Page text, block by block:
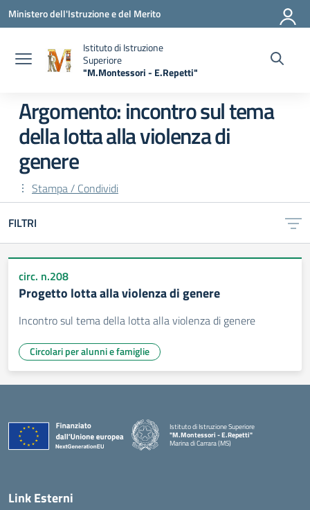
Vai ai contenuti
Vai al menu di navigazione
Vai al footer
Ministero dell'Istruzione e del Merito
Istituto di Istruzione
Superiore
"M.Montessori - E.Repetti"
Argomento: incontro sul tema
della lotta alla violenza di
genere
Stampa / Condividi
FILTRI
circ. n.208
Progetto lotta alla violenza di genere
Incontro sul tema della lotta alla violenza di genere
Circolari per alunni e famiglie
Istituto di Istruzione Superiore
"M.Montessori - E.Repetti"
Marina di Carrara (MS)
Link Esterni